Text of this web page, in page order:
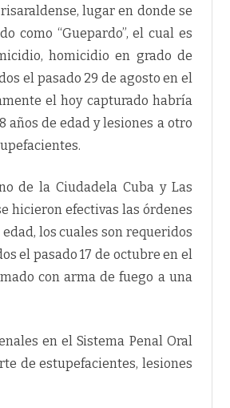
lugar en donde se
como “Guepardo”, el cual es
homicidio en grado de
el pasado 29 de agosto en el
el hoy capturado habría
años de edad y lesiones a otro
de la Ciudadela Cuba y Las
hicieron efectivas las órdenes
los cuales son requeridos
el pasado 17 de octubre en el
con arma de fuego a una
en el Sistema Penal Oral
de estupefacientes, lesiones